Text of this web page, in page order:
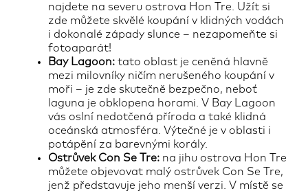
najdete na severu ostrova Hon Tre. Užít si
zde můžete skvělé koupání v klidných vodách
i dokonalé západy slunce – nezapomeňte si
fotoaparát!
Bay Lagoon: tato oblast je ceněná hlavně
mezi milovníky ničím nerušeného koupání v
moři – je zde skutečně bezpečno, neboť
laguna je obklopena horami. V Bay Lagoon
vás oslní nedotčená příroda a také klidná
oceánská atmosféra. Výtečné je v oblasti i
potápění za barevnými korály.
Ostrůvek Con Se Tre: na jihu ostrova Hon Tre
můžete objevovat malý ostrůvek Con Se Tre,
jenž představuje jeho menší verzi. V místě se